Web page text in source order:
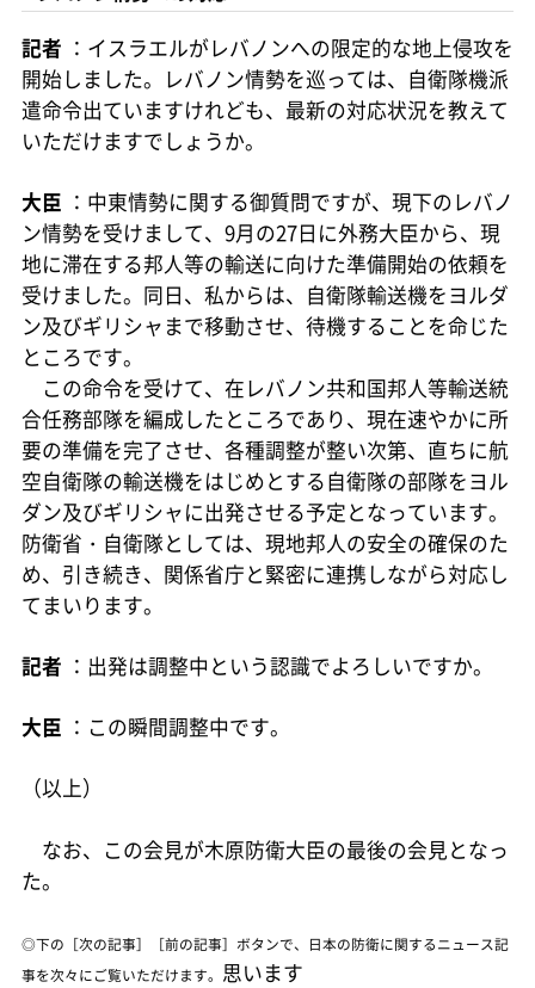
記者 ：イスラエルがレバノンへの限定的な地上侵攻を
開始しました。レバノン情勢を巡っては、自衛隊機派
遣命令出ていますけれども、最新の対応状況を教えて
いただけますでしょうか。
大臣 ：中東情勢に関する御質問ですが、現下のレバノ
ン情勢を受けまして、9月の27日に外務大臣から、現
地に滞在する邦人等の輸送に向けた準備開始の依頼を
受けました。同日、私からは、自衛隊輸送機をヨルダ
ン及びギリシャまで移動させ、待機することを命じた
ところです。
この命令を受けて、在レバノン共和国邦人等輸送統
合任務部隊を編成したところであり、現在速やかに所
要の準備を完了させ、各種調整が整い次第、直ちに航
空自衛隊の輸送機をはじめとする自衛隊の部隊をヨル
ダン及びギリシャに出発させる予定となっています。
防衛省・自衛隊としては、現地邦人の安全の確保のた
め、引き続き、関係省庁と緊密に連携しながら対応し
てまいります。
記者 ：出発は調整中という認識でよろしいですか。
大臣 ：この瞬間調整中です。
（以上）
なお、この会見が木原防衛大臣の最後の会見となっ
た。
◎下の［次の記事］［前の記事］ボタンで、日本の防衛に関するニュース記
事を次々にご覧いただけます。 思います